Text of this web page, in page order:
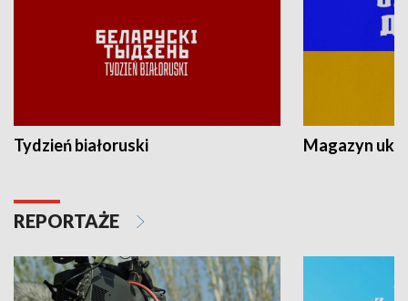
Tydzień białoruski Magazyn
REPORTAŻE